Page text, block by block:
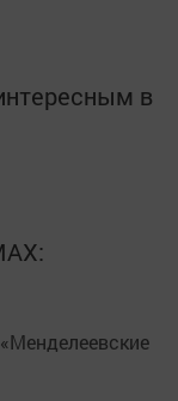
в
«Менделеевские